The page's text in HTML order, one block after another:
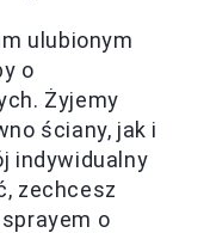
ulubionym
o
Żyjemy
ściany, jak i
indywidualny
zechcesz
o